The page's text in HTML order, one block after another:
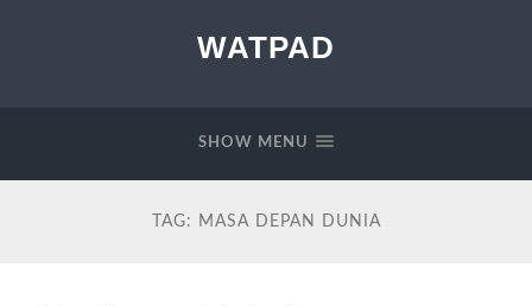
WATPAD
SHOW MENU
TAG: MASA DEPAN DUNIA